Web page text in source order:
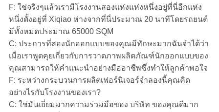
F: ใช่จริงๆแล้วเรามีโรงงานสองแห่งแห่งหนึ่งอยู่ที่นี่อีกแห่ง
หนึ่งตั้งอยู่ที่ Xiqiao ห่างจากที่นี่ประมาณ 20 นาทีโดยรถยนต์
มีทั้งหมดประมาณ 65000 SQM
C: ประการที่สองนักออกแบบของคุณมีทักษะมากฉันจำได้ว่า
เมื่อเราพูดคุยเกี่ยวกับการวาดภาพผลิตภัณฑ์นักออกแบบของ
คุณสามารถให้คำแนะนำอย่างมืออาชีพซึ่งทำให้ลูกค้าพอใจ
F: ระหว่างกระบวนการผลิตเฟอร์นิเจอร์จำลองนี้คุณคิด
อย่างไรกับโรงงานของเรา?
C: ใช่มันเยี่ยมมากความร่วมมือของ บริษัท ของคุณดีมาก